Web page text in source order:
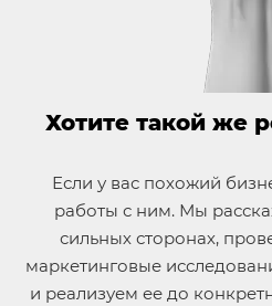
Хотите такой же
Если у вас похожий
работы с ним. Мы
сильных сторонах,
маркетинговые
и реализуем ее до